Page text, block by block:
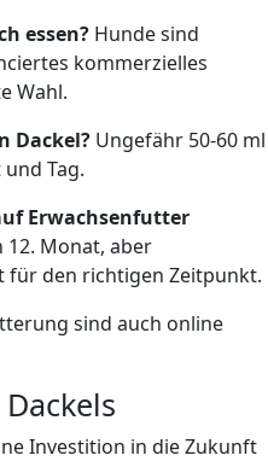
essen? Hunde sind
kommerzielles
Wahl.
Dackel? Ungefähr 50-60 ml
Tag.
Erwachsenfutter
12. Monat, aber
für den richtigen Zeitpunkt.
sind auch online
Investition in die Zukunft